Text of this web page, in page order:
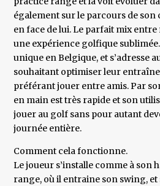
également sur le parcours de son
en face de lui. Le parfait mix
une expérience golfique
unique en Belgique, et s’adresse
souhaitant optimiser leur
préférant jouer entre amis. Par
en main est très rapide et son
jouer au golf sans pour autant
journée entière.
Comment cela fonctionne.
Le joueur s’installe comme à son
range, où il entraine son swing,